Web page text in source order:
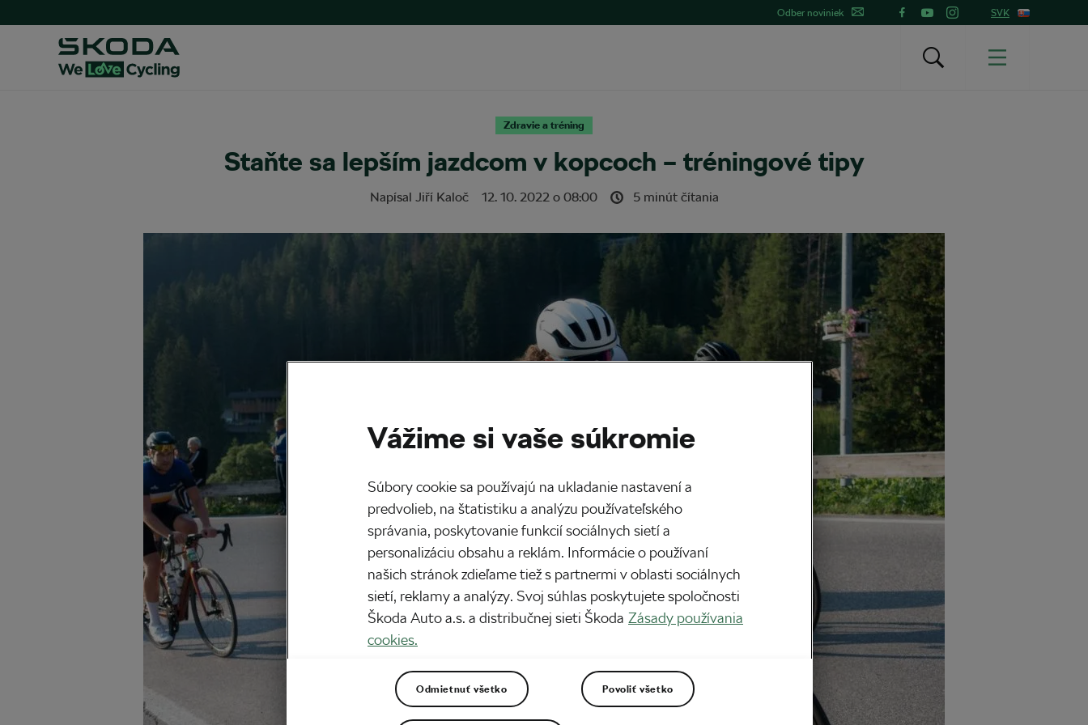
Odber noviniek SVK
Zdravie a tréning
Staňte sa lepším jazdcom v kopcoch – tréningové tipy
Napísal Jiří Kaloč 12. 10. 2022o 08:00 5 minút čítania
Vážime si vaše súkromie
Súbory cookie sa používajú na ukladanie nastavení a
predvolieb, na štatistiku a analýzu používateľského
správania, poskytovanie funkcií sociálnych sietí a
personalizáciu obsahu a reklám. Informácie o používaní
našich stránok zdieľame tiež s partnermi v oblasti sociálnych
sietí, reklamy a analýzy. Svoj súhlas poskytujete spoločnosti
Škoda Auto a.s. a distribučnej sieti Škoda Zásady používania
cookies.
Odmietnuť všetko Povoliť všetko